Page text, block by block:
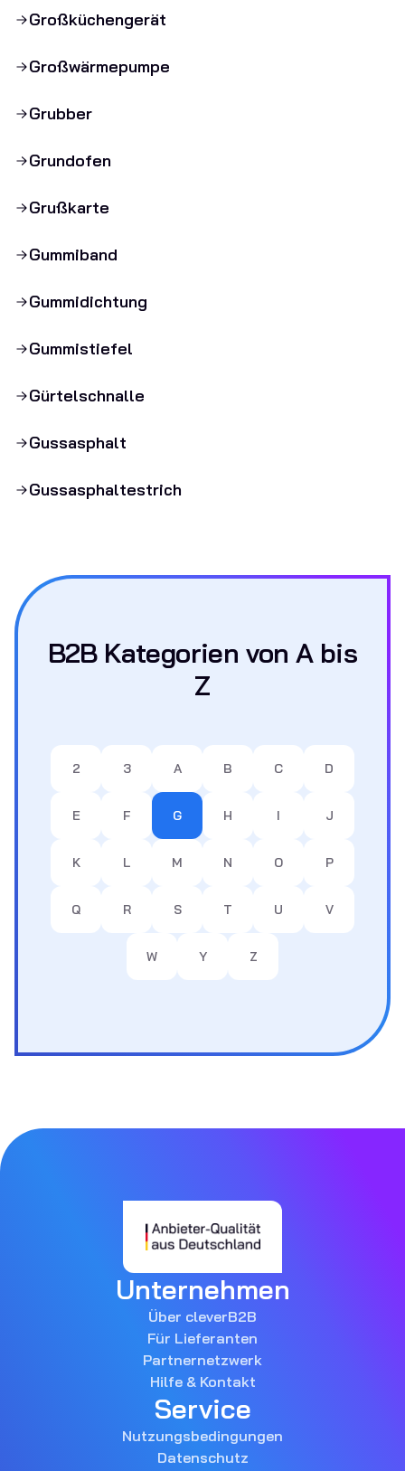
Großküchengerät
Großwärmepumpe
Grubber
Grundofen
Grußkarte
Gummiband
Gummidichtung
Gummistiefel
Gürtelschnalle
Gussasphalt
Gussasphaltestrich
B2B Kategorien von A bis
Z
2 3 A B C D
E F G H I J
K L M N O P
Q R S T U V
W Y Z
Unternehmen
Über cleverB2B
Für Lieferanten
Partnernetzwerk
Hilfe & Kontakt
Service
Nutzungsbedingungen
Datenschutz